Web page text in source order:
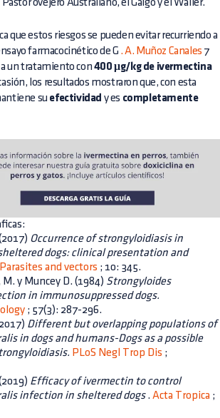
ovejero Australiano, el Galgo y el Waller.
que estos riesgos se pueden evitar recurriendo a
farmacocinético de G . A. Muñoz Canales 7
un tratamiento con 400 μg/kg de ivermectina
los resultados mostraron que, con esta
su efectividad y es completamente
Occurrence of strongyloidiasis in
dogs: clinical presentation and
Parasites and vectors ; 10: 345.
y Muncey D. (1984) Strongyloides
in immunosuppressed dogs.
; 57(3): 287-296.
Different but overlapping populations of
in dogs and humans-Dogs as a possible
PLoS Negl Trop Dis ;
Efficacy of ivermectin to control
infection in sheltered dogs. Acta Tropica ;